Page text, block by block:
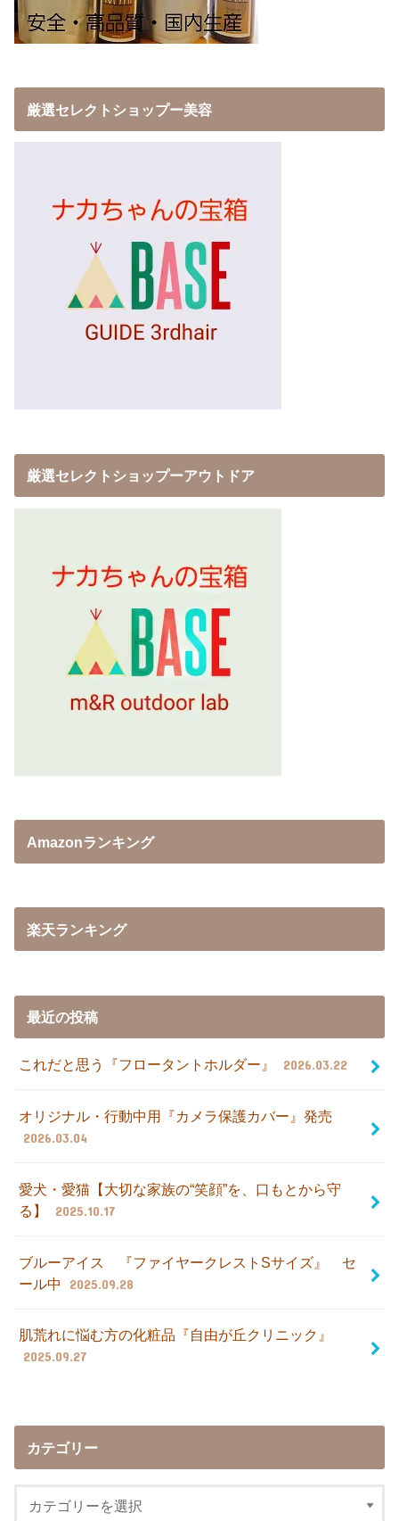
厳選セレクトショップー美容
厳選セレクトショップーアウトドア
Amazonランキング
楽天ランキング
最近の投稿
これだと思う『フロータントホルダー』 2026.03.22
オリジナル・行動中用『カメラ保護カバー』発売
2026.03.04
愛犬・愛猫【大切な家族の“笑顔”を、口もとから守
る】
2025.10.17
ブルーアイス 『ファイヤークレストSサイズ』 セ
ール中
2025.09.28
肌荒れに悩む方の化粧品『自由が丘クリニック』
2025.09.27
カテゴリー